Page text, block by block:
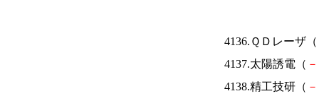
4136.ＱＤレーザ（
4137.太陽誘電（ －
4138.精工技研（ －